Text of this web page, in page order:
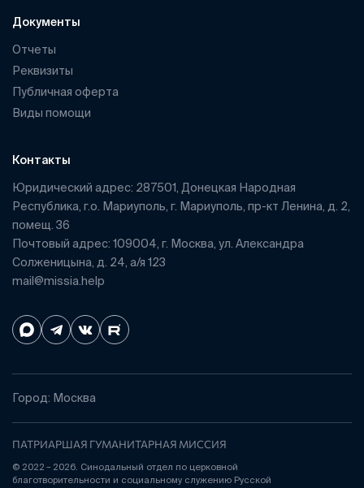
Документы
Отчеты
Реквизиты
Публичная оферта
Виды помощи
Контакты
Юридический адрес: 287501, Донецкая Народная
Республика, г.о. Мариуполь, г. Мариуполь, пр-кт Ленина, д. 2,
помещ. 36
Почтовый адрес: 109004, г. Москва, ул. Александра
Солженицына, д. 24, а/я 123
mail@missia.help
Город: Москва
ПАТРИАРШАЯ ГУМАНИТАРНАЯ МИССИЯ
© 2022 – 2026. Синодальный отдел по церковной
благотворительности и социальному служению Русской